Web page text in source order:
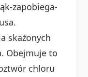
zapobiega-
skażonych
Obejmuje to
chloru